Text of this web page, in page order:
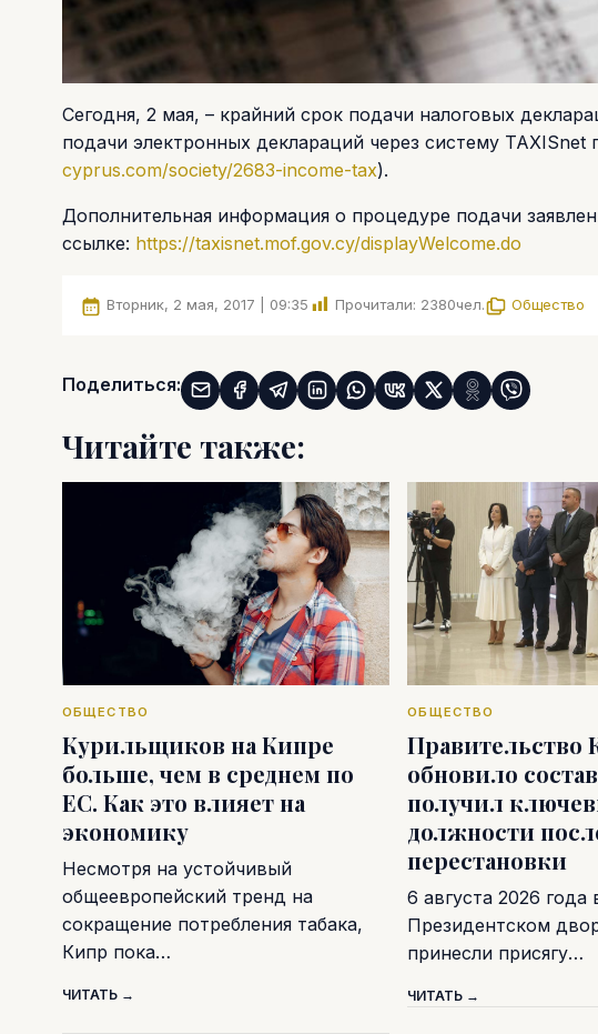
Сегодня, 2 мая, – крайний срок подачи налоговых
подачи электронных деклараций через систему
cyprus.com/society/2683-income-tax).
Дополнительная информация о процедуре подачи
ссылке: https://taxisnet.mof.gov.cy/displayWelcome.do
Вторник, 2 мая, 2017 | 09:35 Прочитали: 2380чел. Общество
Поделиться:
Читайте также:
ОБЩЕСТВО
Курильщиков на Кипре
больше, чем в среднем по
ЕС. Как это влияет на
экономику
Несмотря на устойчивый
общеевропейский тренд на
сокращение потребления табака,
Кипр пока…
ЧИТАТЬ →
ОБЩЕСТВО
Правительство
обновило
получил
должности
перестановки
6 августа 2026 года
Президентском
принесли присягу…
ЧИТАТЬ →